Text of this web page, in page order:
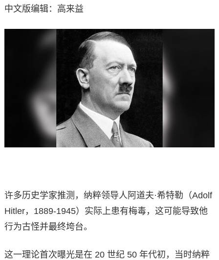
中文版编辑：高来益
许多历史学家推测，纳粹领导人阿道夫·希特勒（Adolf
Hitler，1889-1945）实际上患有梅毒，这可能导致他
行为古怪并最终垮台。
这一理论首次曝光是在 20 世纪 50 年代初，当时纳粹